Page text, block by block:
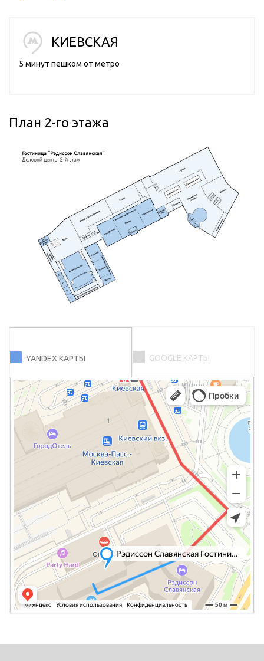
КИЕВСКАЯ
5 минут пешком от метро
План 2-го этажа
YANDEX КАРТЫ GOOGLE КАРТЫ